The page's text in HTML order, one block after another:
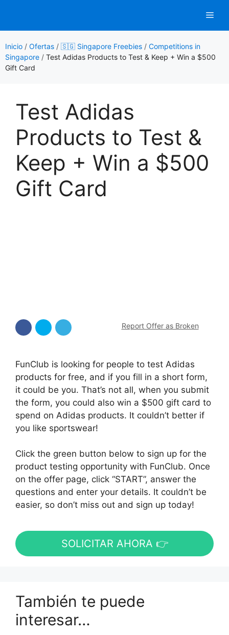
contenido
Inicio / Ofertas / 🇸🇬 Singapore Freebies / Competitions in
Singapore / Test Adidas Products to Test & Keep + Win a $500
Gift Card
Test Adidas
Products to Test &
Keep + Win a $500
Gift Card
Report Offer as Broken
FunClub is looking for people to test Adidas
products for free, and if you fill in a short form,
it could be you. That’s not all, when you submit
the form, you could also win a $500 gift card to
spend on Adidas products. It couldn’t better if
you like sportswear!
Click the green button below to sign up for the
product testing opportunity with FunClub. Once
on the offer page, click “START”, answer the
questions and enter your details. It couldn’t be
easier, so don’t miss out and sign up today!
SOLICITAR AHORA 👉
También te puede
interesar…